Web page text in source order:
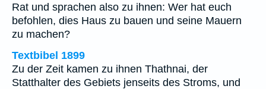
Rat und sprachen also zu ihnen: Wer hat euch
befohlen, dies Haus zu bauen und seine Mauern
zu machen?
Textbibel 1899
Zu der Zeit kamen zu ihnen Thathnai, der
Statthalter des Gebiets jenseits des Stroms, und